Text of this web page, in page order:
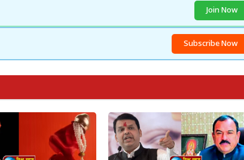
Join Now
Subscribe Now